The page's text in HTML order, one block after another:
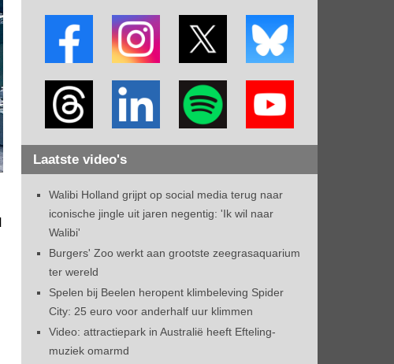
Laatste video's
Walibi Holland grijpt op social media terug naar
iconische jingle uit jaren negentig: 'Ik wil naar
Walibi'
Burgers' Zoo werkt aan grootste zeegrasaquarium
ter wereld
Spelen bij Beelen heropent klimbeleving Spider
City: 25 euro voor anderhalf uur klimmen
Video: attractiepark in Australië heeft Efteling-
muziek omarmd